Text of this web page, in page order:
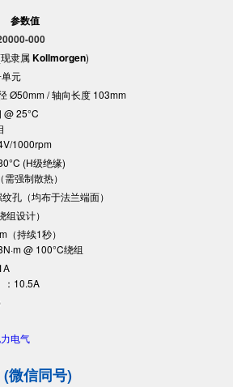
参数值
000​
隶属 ​Kollmorgen​​)
元
Ø50mm / 轴向长度 103mm
25°C
1000rpm
(H级绝缘)
强制散热）
孔（均布于法兰端面）
设计）
（持续1秒）
@ 100°C绕组
：10.5A
电气
微信同号)